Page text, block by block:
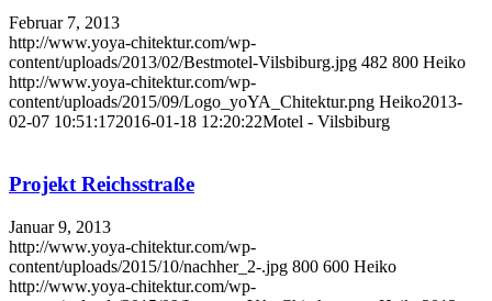
Februar 7, 2013
http://www.yoya-chitektur.com/wp-
content/uploads/2013/02/Bestmotel-Vilsbiburg.jpg 482 800 Heiko
http://www.yoya-chitektur.com/wp-
content/uploads/2015/09/Logo_yoYA_Chitektur.png Heiko2013-
02-07 10:51:172016-01-18 12:20:22Motel - Vilsbiburg
Projekt Reichsstraße
Januar 9, 2013
http://www.yoya-chitektur.com/wp-
content/uploads/2015/10/nachher_2-.jpg 800 600 Heiko
http://www.yoya-chitektur.com/wp-